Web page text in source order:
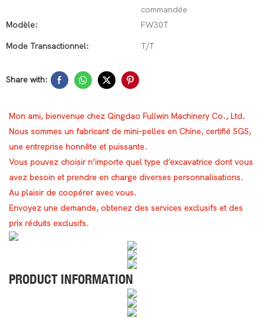
commandée
Modèle:
FW30T
Mode Transactionnel: T/T
Share with:
Mon ami, bienvenue chez Qingdao Fullwin Machinery Co., Ltd.
Nous sommes un fabricant de mini-pelles en Chine, certifié SGS,
une entreprise honnête et puissante.
Vous pouvez choisir n’importe quel type d’excavatrice dont vous
avez besoin et prendre en charge diverses personnalisations.
Au plaisir de coopérer avec vous.
Envoyez une demande, obtenez des services exclusifs et des
prix réduits exclusifs.
PRODUCT INFORMATION